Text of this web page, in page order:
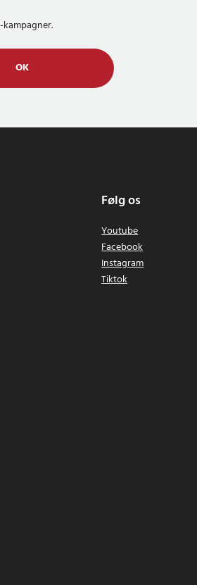
OK
Følg os
Youtube
Facebook
Instagram
Tiktok